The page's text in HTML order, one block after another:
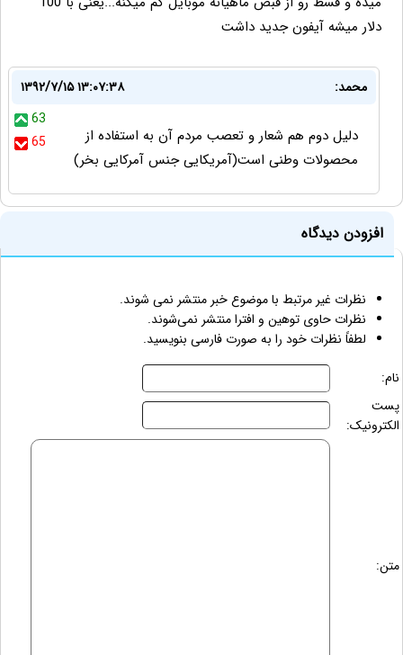
دلار میشه آیفون جدید داشت
محمد:
۱۳۹۲/۷/۱۵ ۱۳:۰۷:۳۸
63
65
دلیل دوم هم شعار و تعصب مردم آن به استفاده از
محصولات وطنی است(آمریکایی جنس آمرکایی بخر)
افزودن دیدگاه
نظرات غیر مرتبط با موضوع خبر منتشر نمی شوند.
نظرات حاوی توهین و افترا منتشر نمی‌شوند.
لطفاً نظرات خود را به صورت فارسی بنویسید.
نام:
پست
الکترونیک:
متن: